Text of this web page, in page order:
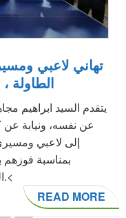
تهاني لاعبي
الطاولة
يتقدم السيد ابراهيم
عن نفسه، ونيابة
إلى لاعبي
بمناسبة
المغاربة برسم سنة 2019، إناثا و ذكورا.<
READ MORE